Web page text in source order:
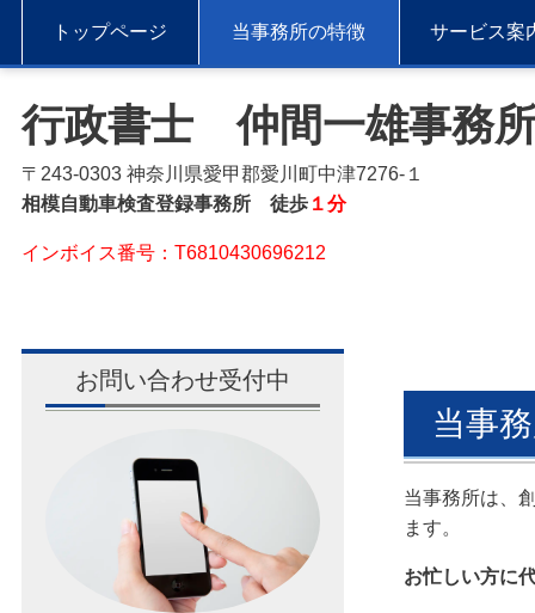
トップページ 当事務所の特徴 サービス案
行政書士 仲間一雄事務
〒243-0303 神奈川県愛甲郡愛川町中津7276-１
相模自動車検査登録事務所 徒歩 １分
インボイス番号：T6810430696212
当事
当事務所は、
ます。
お忙しい方に
お問い合わせ受付中